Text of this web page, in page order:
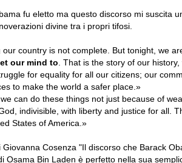
fu eletto ma questo discorso mi suscita
divine tra i propri tifosi.
country is not complete. But tonight, we
our mind to . That is the story of our
for equality for all our citizens; our
to make the world a safer place.»
can do these things not just because of
indivisible, with liberty and justice for all.
States of America.»
Cosenza "Il discorso che Barack
Osama Bin Laden è perfetto nella sua